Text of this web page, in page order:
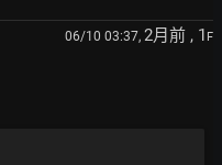
06/10 03:37, 2月前 , 1 F